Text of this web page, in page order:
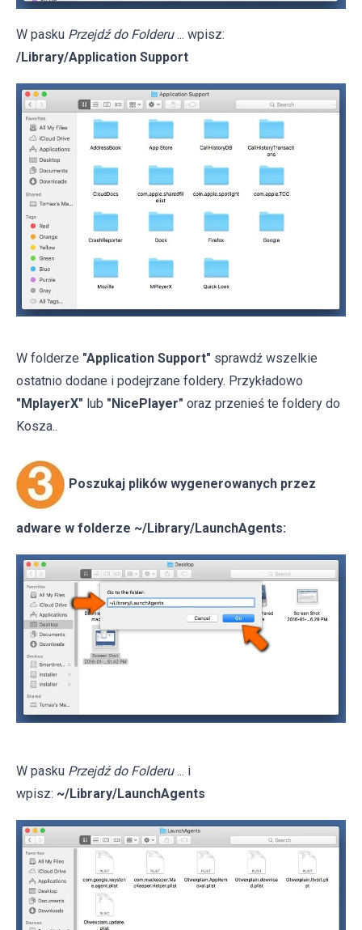
W pasku Przejdź do Folderu ... wpisz:
/Library/Application Support
W folderze "Application Support" sprawdź wszelkie
ostatnio dodane i podejrzane foldery. Przykładowo
"MplayerX" lub "NicePlayer" oraz przenieś te foldery do
Kosza..
Poszukaj plików wygenerowanych przez
adware w folderze ~/Library/LaunchAgents:
W pasku Przejdź do Folderu ... i
wpisz: ~/Library/LaunchAgents